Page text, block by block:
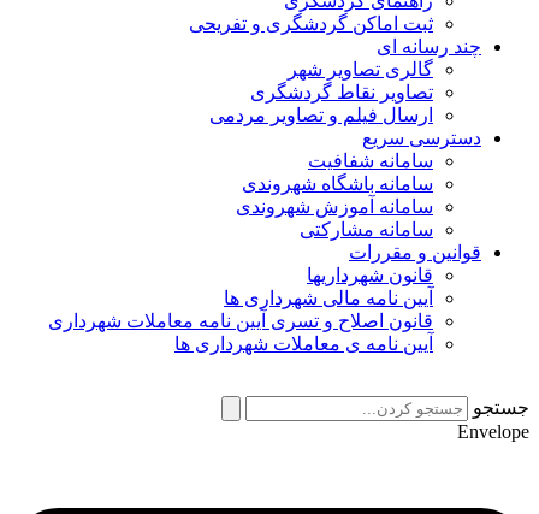
ثبت اماکن گردشگری و تفریحی
چند رسانه ای
گالری تصاویر شهر
تصاویر نقاط گردشگری
ارسال فیلم و تصاویر مردمی
دسترسی سریع
سامانه شفافیت
سامانه باشگاه شهروندی
سامانه آموزش شهروندی
سامانه مشارکتی
قوانین و مقررات
قانون شهرداریها
آیین نامه مالی شهرداری ها
قانون اصلاح و تسری آیین نامه معاملات شهرداری
آیین نامه ی معاملات شهرداری ها